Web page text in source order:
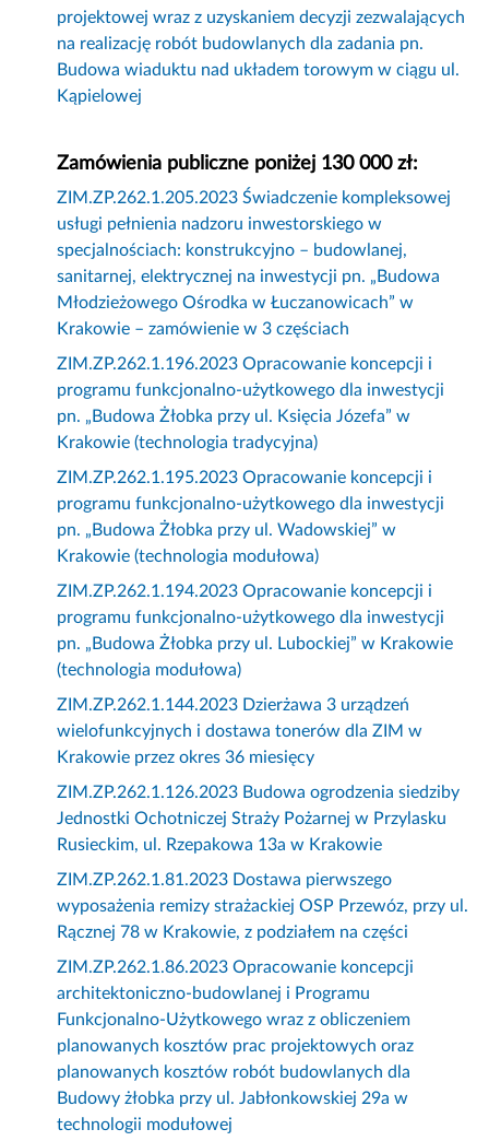
projektowej wraz z uzyskaniem decyzji zezwalających
na realizację robót budowlanych dla zadania pn.
Budowa wiaduktu nad układem torowym w ciągu ul.
Kąpielowej
Zamówienia publiczne poniżej 130 000 zł:
ZIM.ZP.262.1.205.2023 Świadczenie kompleksowej
usługi pełnienia nadzoru inwestorskiego w
specjalnościach: konstrukcyjno – budowlanej,
sanitarnej, elektrycznej na inwestycji pn. „Budowa
Młodzieżowego Ośrodka w Łuczanowicach” w
Krakowie – zamówienie w 3 częściach
ZIM.ZP.262.1.196.2023 Opracowanie koncepcji i
programu funkcjonalno-użytkowego dla inwestycji
pn. „Budowa Żłobka przy ul. Księcia Józefa” w
Krakowie (technologia tradycyjna)
ZIM.ZP.262.1.195.2023 Opracowanie koncepcji i
programu funkcjonalno-użytkowego dla inwestycji
pn. „Budowa Żłobka przy ul. Wadowskiej” w
Krakowie (technologia modułowa)
ZIM.ZP.262.1.194.2023 Opracowanie koncepcji i
programu funkcjonalno-użytkowego dla inwestycji
pn. „Budowa Żłobka przy ul. Lubockiej” w Krakowie
(technologia modułowa)
ZIM.ZP.262.1.144.2023 Dzierżawa 3 urządzeń
wielofunkcyjnych i dostawa tonerów dla ZIM w
Krakowie przez okres 36 miesięcy
ZIM.ZP.262.1.126.2023 Budowa ogrodzenia siedziby
Jednostki Ochotniczej Straży Pożarnej w Przylasku
Rusieckim, ul. Rzepakowa 13a w Krakowie
ZIM.ZP.262.1.81.2023 Dostawa pierwszego
wyposażenia remizy strażackiej OSP Przewóz, przy ul.
Rącznej 78 w Krakowie, z podziałem na części
ZIM.ZP.262.1.86.2023 Opracowanie koncepcji
architektoniczno-budowlanej i Programu
Funkcjonalno-Użytkowego wraz z obliczeniem
planowanych kosztów prac projektowych oraz
planowanych kosztów robót budowlanych dla
Budowy żłobka przy ul. Jabłonkowskiej 29a w
technologii modułowej